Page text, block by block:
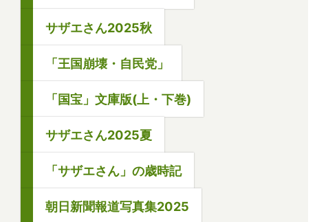
サザエさん2025秋
「王国崩壊・自民党」
「国宝」文庫版(上・下巻)
サザエさん2025夏
「サザエさん」の歳時記
朝日新聞報道写真集2025